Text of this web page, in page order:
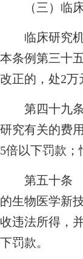
（三）临床
临床研究机
本条例第三十
改正的，处2万
第四十九条
研究有关的费
5倍以下罚款；
第五十条 不
的生物医学新
收违法所得，
下罚款。